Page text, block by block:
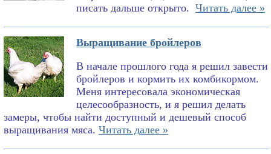
писать дальше открыто. Читать далее »
Выращивание бройлеров
В начале прошлого года я решил завести
бройлеров и кормить их комбикормом.
Меня интересовала экономическая
целесообразность, и я решил делать
замеры, чтобы найти доступный и дешевый способ
выращивания мяса. Читать далее »